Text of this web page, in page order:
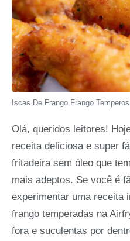
Iscas De Frango Frango
Olá, queridos leitores!
receita deliciosa e super
fritadeira sem óleo que
mais adeptos. Se você é
experimentar uma receita
frango temperadas na
fora e suculentas por